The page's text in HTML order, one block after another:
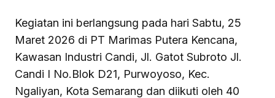
Kegiatan ini berlangsung pada hari Sabtu, 25
Maret 2026 di PT Marimas Putera Kencana,
Kawasan Industri Candi, Jl. Gatot Subroto Jl.
Candi I No.Blok D21, Purwoyoso, Kec.
Ngaliyan, Kota Semarang dan diikuti oleh 40